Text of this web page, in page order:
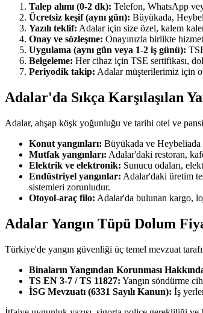
Talep alımı (0-2 dk): Telefon, WhatsApp
Ücretsiz keşif (aynı gün): Büyükada,
Yazılı teklif: Adalar için size özel, kalem
Onay ve sözleşme: Onayınızla birlikte
Uygulama (aynı gün veya 1-2 iş günü):
Belgeleme: Her cihaz için TSE sertifikası,
Periyodik takip: Adalar müşterilerimiz için
Adalar'da Sıkça Karşılaşılan
Adalar, ahşap köşk yoğunluğu ve tarihi otel ve
Konut yangınları: Büyükada ve
Mutfak yangınları: Adalar'daki restoran,
Elektrik ve elektronik: Sunucu odaları,
Endüstriyel yangınlar: Adalar'daki üretim
sistemleri zorunludur.
Otoyol-araç filo: Adalar'da bulunan kargo,
Adalar Yangın Tüpü Dolum
Türkiye'de yangın güvenliği üç temel mevzuat
Binaların Yangından Korunması
TS EN 3-7 / TS 11827: Yangın söndürme
İSG Mevzuatı (6331 Sayılı Kanun): İş